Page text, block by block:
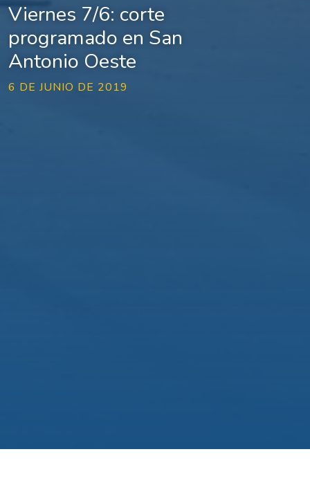
Viernes 7/6: corte
programado en San
Antonio Oeste
6 DE JUNIO DE 2019